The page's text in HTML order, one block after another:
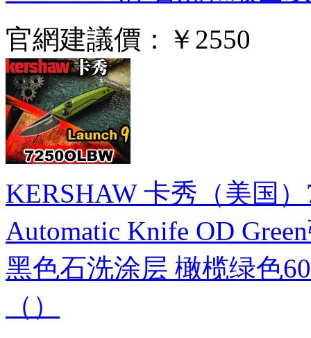
官網建議價：
￥2550
KERSHAW 卡秀（美国
Automatic Knife OD
黑色石洗涂层 橄榄绿色
（）